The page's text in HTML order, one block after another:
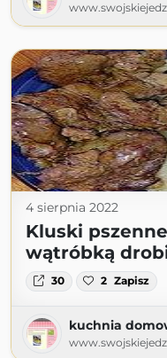
4 sierpnia 2022
Kluski
wątróbką
30 2 Zapisz
kuchnia